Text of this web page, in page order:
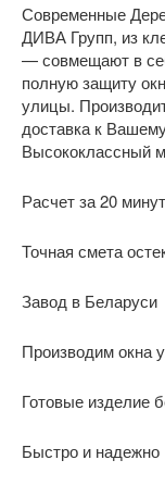
Современные
ДИВА Групп, из
— совмещают в
полную защиту
улицы.
доставка к
Высококлассный
Расчет за 20 минут
Точная смета
Завод в Беларуси
Производим окна
Готовые изделие
Быстро и надежно